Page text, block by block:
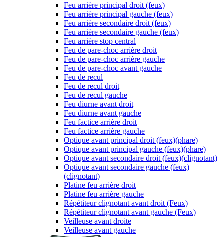
Feu arrière principal droit (feux)
Feu arrière principal gauche (feux)
Feu arrière secondaire droit (feux)
Feu arrière secondaire gauche (feux)
Feu arrière stop central
Feu de pare-choc arrière droit
Feu de pare-choc arrière gauche
Feu de pare-choc avant gauche
Feu de recul
Feu de recul droit
Feu de recul gauche
Feu diurne avant droit
Feu diurne avant gauche
Feu factice arrière droit
Feu factice arrière gauche
Optique avant principal droit (feux)(phare)
Optique avant principal gauche (feux)(phare)
Optique avant secondaire droit (feux)(clignotant)
Optique avant secondaire gauche (feux)
(clignotant)
Platine feu arrière droit
Platine feu arrière gauche
Répétiteur clignotant avant droit (Feux)
Répétiteur clignotant avant gauche (Feux)
Veilleuse avant droite
Veilleuse avant gauche